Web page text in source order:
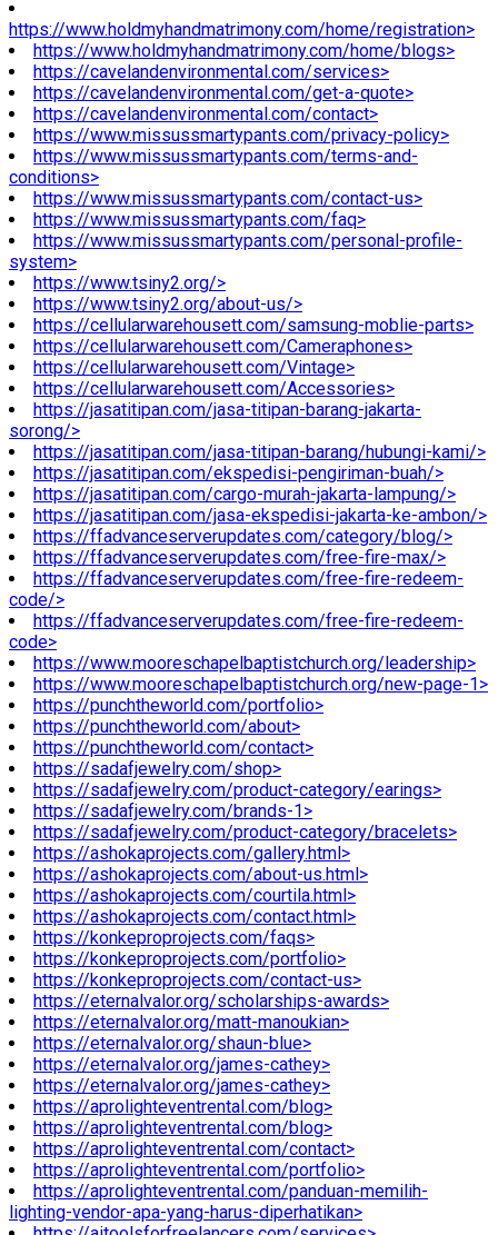
https://www.holdmyhandmatrimony.com/home/registration>
https://www.holdmyhandmatrimony.com/home/blogs>
https://cavelandenvironmental.com/services>
https://cavelandenvironmental.com/get-a-quote>
https://cavelandenvironmental.com/contact>
https://www.missussmartypants.com/privacy-policy>
https://www.missussmartypants.com/terms-and-
conditions>
https://www.missussmartypants.com/contact-us>
https://www.missussmartypants.com/faq>
https://www.missussmartypants.com/personal-profile-
system>
https://www.tsiny2.org/>
https://www.tsiny2.org/about-us/>
https://cellularwarehousett.com/samsung-moblie-parts>
https://cellularwarehousett.com/Cameraphones>
https://cellularwarehousett.com/Vintage>
https://cellularwarehousett.com/Accessories>
https://jasatitipan.com/jasa-titipan-barang-jakarta-
sorong/>
https://jasatitipan.com/jasa-titipan-barang/hubungi-kami/>
https://jasatitipan.com/ekspedisi-pengiriman-buah/>
https://jasatitipan.com/cargo-murah-jakarta-lampung/>
https://jasatitipan.com/jasa-ekspedisi-jakarta-ke-ambon/>
https://ffadvanceserverupdates.com/category/blog/>
https://ffadvanceserverupdates.com/free-fire-max/>
https://ffadvanceserverupdates.com/free-fire-redeem-
code/>
https://ffadvanceserverupdates.com/free-fire-redeem-
code>
https://www.mooreschapelbaptistchurch.org/leadership>
https://www.mooreschapelbaptistchurch.org/new-page-1>
https://punchtheworld.com/portfolio>
https://punchtheworld.com/about>
https://punchtheworld.com/contact>
https://sadafjewelry.com/shop>
https://sadafjewelry.com/product-category/earings>
https://sadafjewelry.com/brands-1>
https://sadafjewelry.com/product-category/bracelets>
https://ashokaprojects.com/gallery.html>
https://ashokaprojects.com/about-us.html>
https://ashokaprojects.com/courtila.html>
https://ashokaprojects.com/contact.html>
https://konkeproprojects.com/faqs>
https://konkeproprojects.com/portfolio>
https://konkeproprojects.com/contact-us>
https://eternalvalor.org/scholarships-awards>
https://eternalvalor.org/matt-manoukian>
https://eternalvalor.org/shaun-blue>
https://eternalvalor.org/james-cathey>
https://eternalvalor.org/james-cathey>
https://aprolighteventrental.com/blog>
https://aprolighteventrental.com/blog>
https://aprolighteventrental.com/contact>
https://aprolighteventrental.com/portfolio>
https://aprolighteventrental.com/panduan-memilih-
lighting-vendor-apa-yang-harus-diperhatikan>